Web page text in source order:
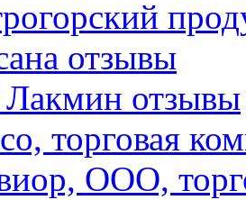
отзывы
отзывы
торговая
ООО,